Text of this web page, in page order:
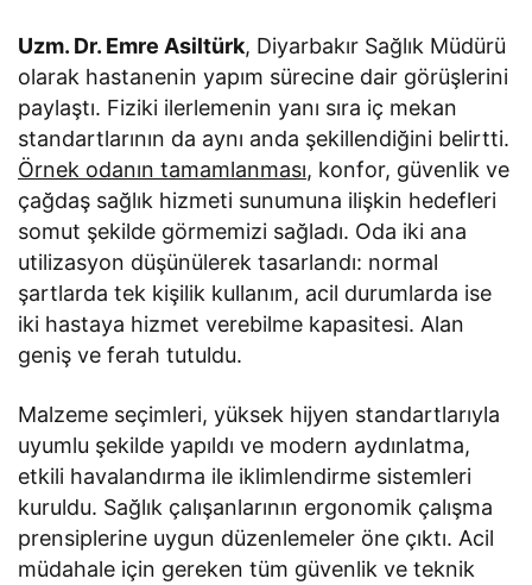
Uzm. Dr. Emre Asiltürk, Diyarbakır Sağlık Müdürü
olarak hastanenin yapım sürecine dair görüşlerini
paylaştı. Fiziki ilerlemenin yanı sıra iç mekan
standartlarının da aynı anda şekillendiğini belirtti.
Örnek odanın tamamlanması, konfor, güvenlik ve
çağdaş sağlık hizmeti sunumuna ilişkin hedefleri
somut şekilde görmemizi sağladı. Oda iki ana
utilizasyon düşünülerek tasarlandı: normal
şartlarda tek kişilik kullanım, acil durumlarda ise
iki hastaya hizmet verebilme kapasitesi. Alan
geniş ve ferah tutuldu.
Malzeme seçimleri, yüksek hijyen standartlarıyla
uyumlu şekilde yapıldı ve modern aydınlatma,
etkili havalandırma ile iklimlendirme sistemleri
kuruldu. Sağlık çalışanlarının ergonomik çalışma
prensiplerine uygun düzenlemeler öne çıktı. Acil
müdahale için gereken tüm güvenlik ve teknik